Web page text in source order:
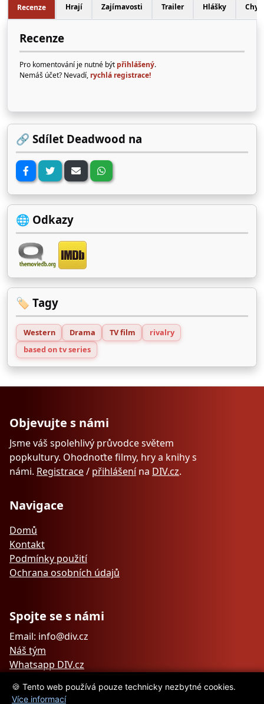
Recenze Hrají Zajímavosti Trailer Hlášky
Recenze
Pro komentování je nutné být přihlášený.
Nemáš účet? Nevadí, rychlá registrace!
🔗 Sdílet Deadwood na
🌐 Odkazy
🏷️ Tagy
Western Drama TV film
rivalry
based on tv series
Objevujte s námi
Jsme váš spolehlivý průvodce světem
popkultury. Ohodnoťte filmy, hry a knihy s
námi. Registrace/ přihlášenína DIV.cz.
Navigace
Domů
Kontakt
Podmínky použití
Ochrana osobních údajů
Spojte se s námi
Email: info@div.cz
Náš tým
Whatsapp DIV.cz
🍪 Tento web používá pouze technicky nezbytné cookies.
Více informací